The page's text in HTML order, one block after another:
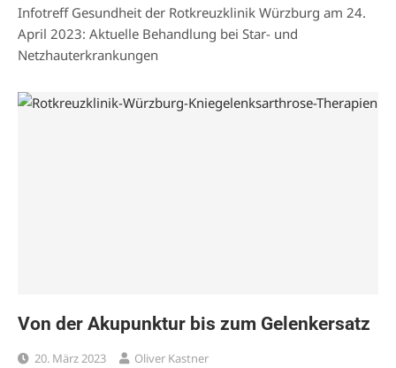
Infotreff Gesundheit der Rotkreuzklinik Würzburg am 24.
April 2023: Aktuelle Behandlung bei Star- und
Netzhauterkrankungen
Von der Akupunktur bis zum Gelenkersatz
20. März 2023 Oliver Kastner